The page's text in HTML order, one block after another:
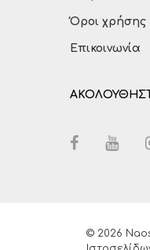
Όροι χρήσης
Επικοινωνία
© 2026